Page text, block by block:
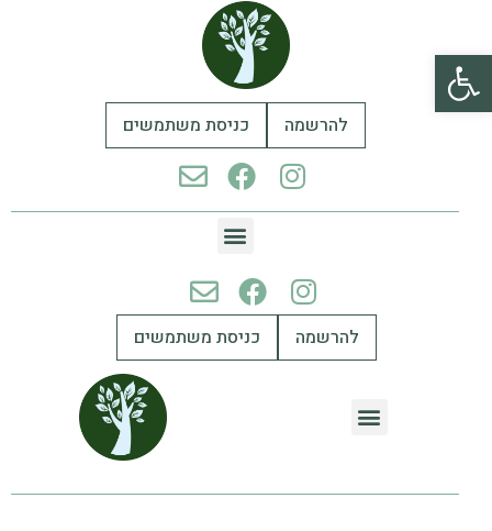
פתח סרגל נגישות
להרשמה כניסת משתמשים
להרשמה כניסת משתמשים